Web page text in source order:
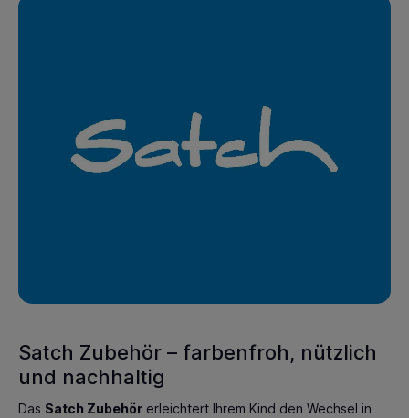
Satch Zubehör – farbenfroh, nützlich
und nachhaltig
Das Satch Zubehör erleichtert Ihrem Kind den Wechsel in